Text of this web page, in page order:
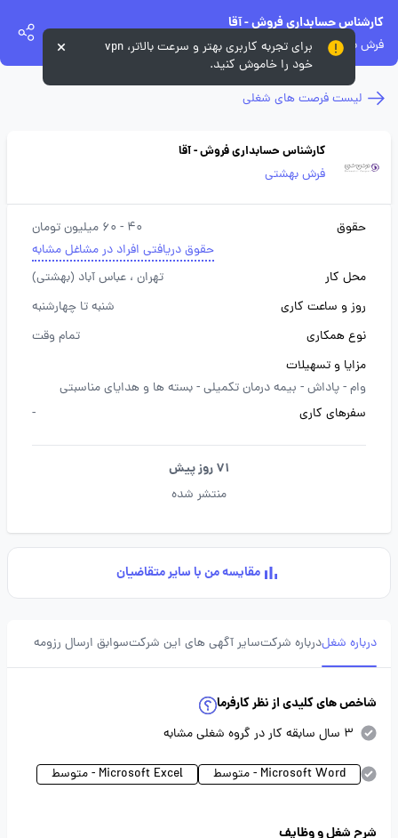
کارشناس حسابداری فروش - آقا
فرش بهشتی
لیست فرصت های شغلی
کارشناس حسابداری فروش - آقا
فرش بهشتی
حقوق
40 - 60 میلیون تومان
حقوق دریافتی افراد در مشاغل مشابه
محل کار
تهران ، عباس آباد (بهشتی)
روز و ساعت کاری
شنبه تا چهارشنبه
نوع همکاری
تمام وقت
مزایا و تسهیلات
وام -پاداش - بیمه درمان تکمیلی -بسته ها و هدایای مناسبتی
سفرهای کاری
-
71 روز پیش
منتشر شده
مقایسه من با سایر متقاضیان
درباره شغلدرباره شرکتسایر آگهی های این شرکتسوابق ارسال رزومه
شاخص های کلیدی از نظر کارفرما
3 سال سابقه کار در گروه شغلی مشابه
Microsoft Word - متوسط Microsoft Excel - متوسط
شرح شغل و وظایف
برای تجربه کاربری بهتر و سرعت بالاتر، vpn
خود را خاموش کنید.